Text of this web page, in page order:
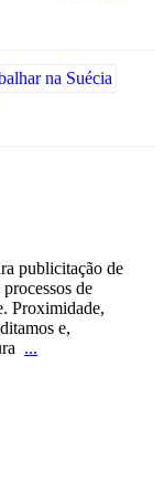
publicitação de
de
Proximidade,
e,
...